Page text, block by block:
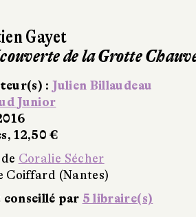
Gayet
de la Grotte Chauvet
:Julien Billaudeau
Junior
12,50 €
Coralie Sécher
(Nantes)
par5 libraire(s)